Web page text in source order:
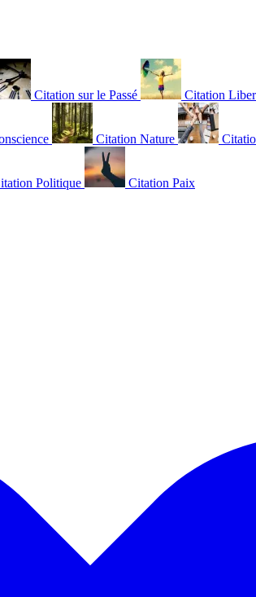
Citation sur le Passé Citation
Citation Nature
Politique Citation Paix